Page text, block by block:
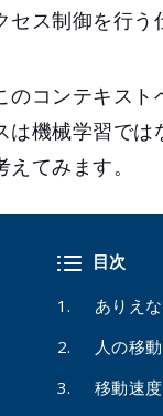
セス制御を行う
のコンテキス
は機械学習では
えてみます。
目次
ありえ
人の移
移動速